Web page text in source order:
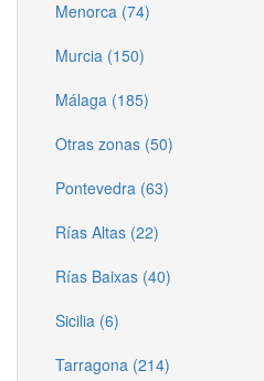
Menorca (74)
Murcia (150)
Málaga (185)
Otras zonas (50)
Pontevedra (63)
Rías Altas (22)
Rías Baixas (40)
Sicilia (6)
Tarragona (214)